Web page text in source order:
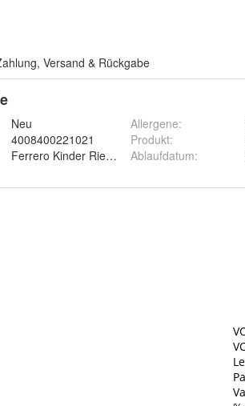
Versand & Rückgabe
Neu
4008400221021
Ferrero Kinder Riegel
Allergene:
Produkt:
Ablaufdatum: